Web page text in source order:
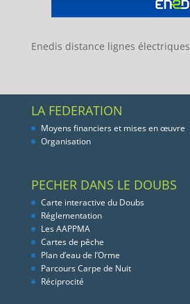
Enedis distance lignes électriques
LA FEDERATION
Moyens financiers et mises en œuvre
Organisation
PECHER DANS LE DOUBS
Carte interactive du Doubs
Réglementation
Les AAPPMA
Cartes de pêche
Plan d’eau de l’Orme
Parcours Carpe de Nuit
Réciprocité